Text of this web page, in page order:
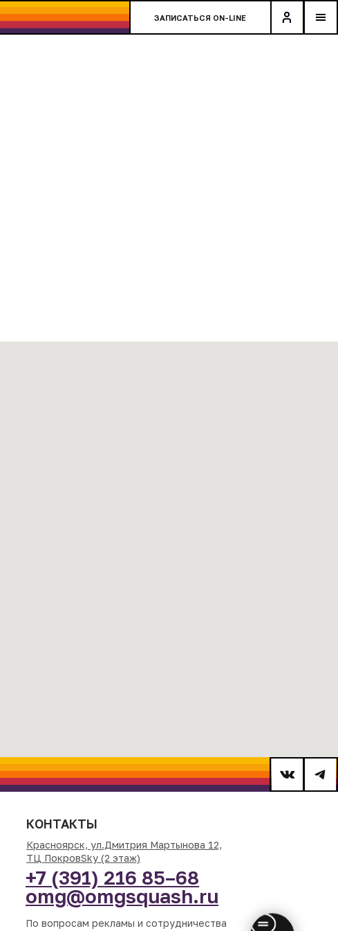
ЗАПИСАТЬСЯ ON-LINE
КОНТАКТЫ
omg@omgsquash.ru
+7 (391) 216 85–68
По вопросам рекламы и сотрудничества
Красноярск, ул.Дмитрия Мартынова 12,
ТЦ ПокровSky (2 этаж)